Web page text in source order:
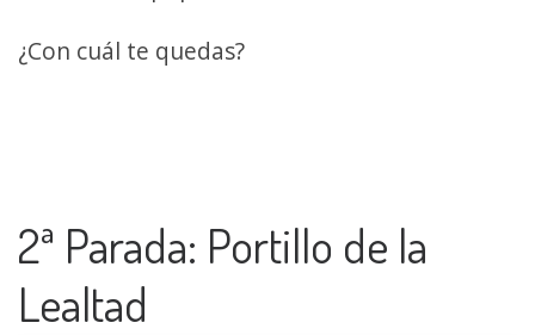
¿Con cuál te quedas?
2ª Parada: Portillo de la
Lealtad